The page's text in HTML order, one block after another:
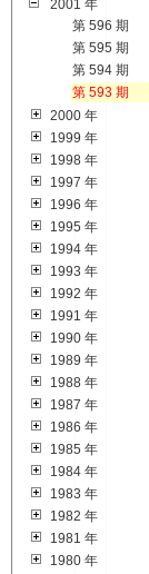
2001 年
第 596 期
第 595 期
第 594 期
第 593 期
2000 年
1999 年
1998 年
1997 年
1996 年
1995 年
1994 年
1993 年
1992 年
1991 年
1990 年
1989 年
1988 年
1987 年
1986 年
1985 年
1984 年
1983 年
1982 年
1981 年
1980 年